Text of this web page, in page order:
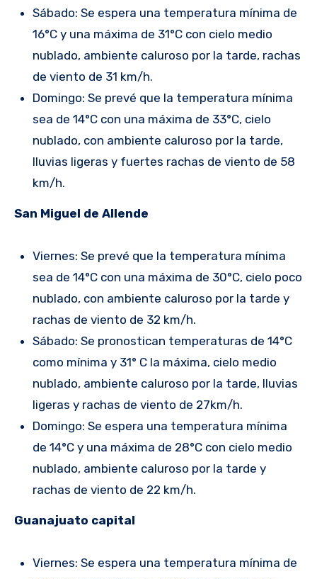
Sábado: Se espera una temperatura mínima de
16°C y una máxima de 31°C con cielo medio
nublado, ambiente caluroso por la tarde, rachas
de viento de 31 km/h.
Domingo: Se prevé que la temperatura mínima
sea de 14°C con una máxima de 33°C, cielo
nublado, con ambiente caluroso por la tarde,
lluvias ligeras y fuertes rachas de viento de 58
km/h.
San Miguel de Allende
Viernes: Se prevé que la temperatura mínima
sea de 14°C con una máxima de 30°C, cielo poco
nublado, con ambiente caluroso por la tarde y
rachas de viento de 32 km/h.
Sábado: Se pronostican temperaturas de 14°C
como mínima y 31° C la máxima, cielo medio
nublado, ambiente caluroso por la tarde, lluvias
ligeras y rachas de viento de 27km/h.
Domingo: Se espera una temperatura mínima
de 14°C y una máxima de 28°C con cielo medio
nublado, ambiente caluroso por la tarde y
rachas de viento de 22 km/h.
Guanajuato capital
Viernes: Se espera una temperatura mínima de